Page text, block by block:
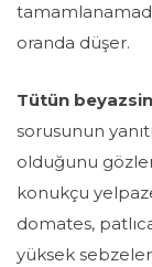
oranda düşer.
Tütün
sorusunun
olduğunu
konukçu
domates,
yüksek